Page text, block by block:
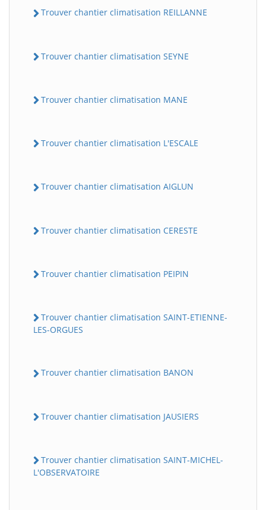
Trouver chantier climatisation REILLANNE
Trouver chantier climatisation SEYNE
Trouver chantier climatisation MANE
Trouver chantier climatisation L'ESCALE
Trouver chantier climatisation AIGLUN
Trouver chantier climatisation CERESTE
Trouver chantier climatisation PEIPIN
Trouver chantier climatisation SAINT-ETIENNE-
LES-ORGUES
Trouver chantier climatisation BANON
Trouver chantier climatisation JAUSIERS
Trouver chantier climatisation SAINT-MICHEL-
L'OBSERVATOIRE